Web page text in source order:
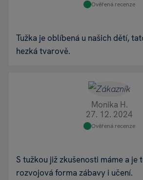
Ověřená recenze
Tužka je oblíbená u našich dětí,
hezká tvarově.
Monika H.
27. 12. 2024
Ověřená recenze
S tužkou již zkušenosti máme a je
rozvojová forma zábavy i učení.